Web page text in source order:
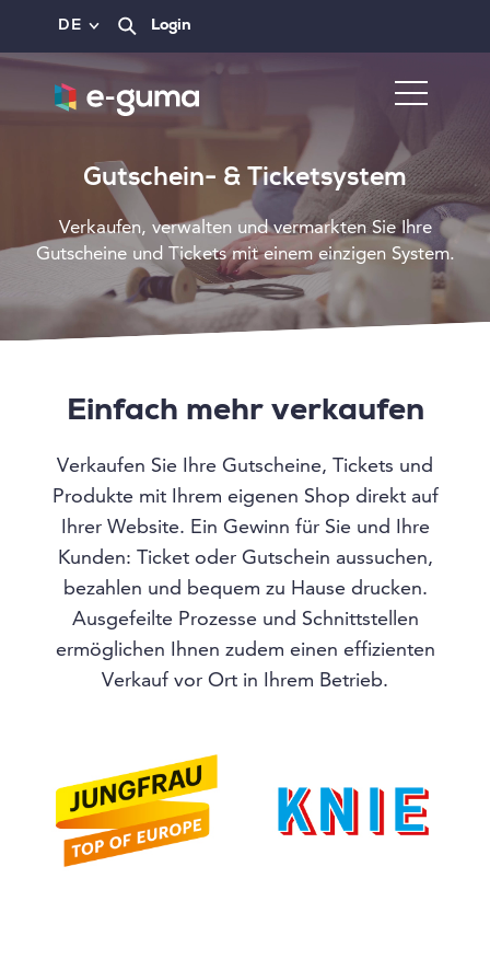
DE Login
Gutschein- & Ticketsystem
Verkaufen, verwalten und vermarkten Sie Ihre
Gutscheine und Tickets mit einem einzigen System.
Einfach mehr verkaufen
Verkaufen Sie Ihre Gutscheine, Tickets und
Produkte mit Ihrem eigenen Shop direkt auf
Ihrer Website. Ein Gewinn für Sie und Ihre
Kunden: Ticket oder Gutschein aussuchen,
bezahlen und bequem zu Hause drucken.
Ausgefeilte Prozesse und Schnittstellen
ermöglichen Ihnen zudem einen effizienten
Verkauf vor Ort in Ihrem Betrieb.